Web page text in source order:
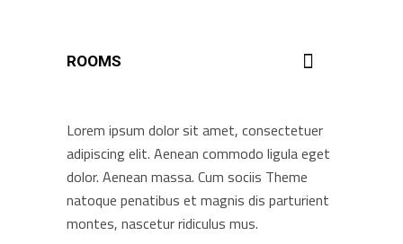
ROOMS
Lorem ipsum dolor sit amet, consectetuer
adipiscing elit. Aenean commodo ligula eget
dolor. Aenean massa. Cum sociis Theme
natoque penatibus et magnis dis parturient
montes, nascetur ridiculus mus.